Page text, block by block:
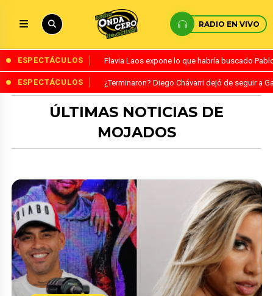
RADIO EN VIVO
ESPECTÁCULOS Flavia Laos expone lo que habría buscado
ESPECTÁCULOS ¿Terminaron? Diego Chávarri dejó de seguir a
ÚLTIMAS NOTICIAS DE
MOJADOS